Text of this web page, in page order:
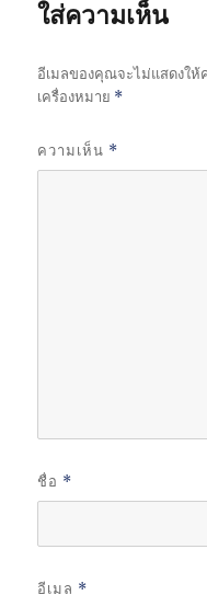
ใส่ความเห็น
อีเมลของคุณจะไม่แสดงให้
เครื่องหมาย *
ความเห็น *
ชื่อ *
อีเมล *